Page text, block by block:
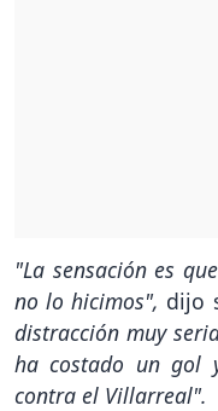
"La sensación es
no lo hicimos", dijo
distracción muy
ha costado un gol
contra el Villarreal".